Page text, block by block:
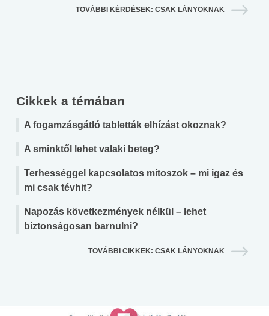
TOVÁBBI KÉRDÉSEK: CSAK LÁNYOKNAK
Cikkek a témában
A fogamzásgátló tabletták elhízást okoznak?
A sminktől lehet valaki beteg?
Terhességgel kapcsolatos mítoszok – mi igaz és
mi csak tévhit?
Napozás következmények nélkül – lehet
biztonságosan barnulni?
TOVÁBBI CIKKEK: CSAK LÁNYOKNAK